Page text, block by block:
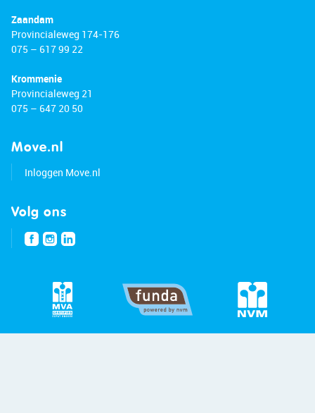
• Full ownership
Zaandam
Provincialeweg 174-176
075 – 617 99 22
Krommenie
Provincialeweg 21
075 – 647 20 50
Move.nl
Inloggen Move.nl
Volg ons